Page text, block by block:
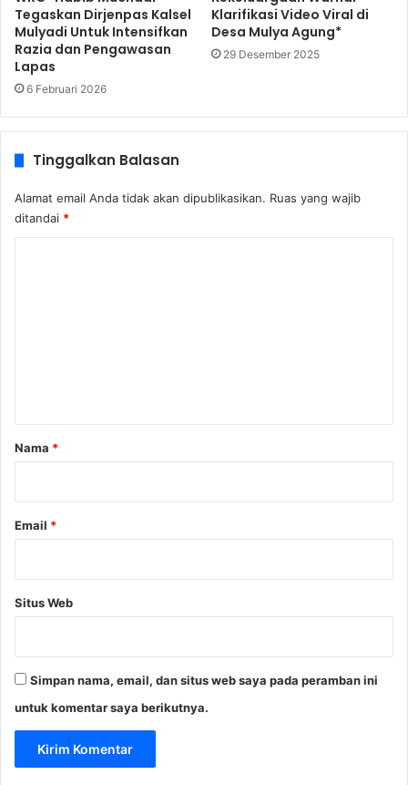
Tegaskan Dirjenpas Kalsel
Mulyadi Untuk Intensifkan
Razia dan Pengawasan
Lapas
6 Februari 2026
Klarifikasi Video Viral di
Desa Mulya Agung*
29 Desember 2025
Tinggalkan Balasan
Alamat email Anda tidak akan dipublikasikan. Ruas yang wajib
ditandai *
r
Nama *
Email *
Situs Web
Simpan nama, email, dan situs web saya pada peramban ini
untuk komentar saya berikutnya.